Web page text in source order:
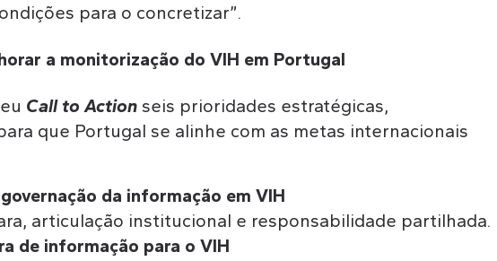
para o concretizar”.
a monitorização do VIH em Portugal
Call to Action seis prioridades estratégicas,
que Portugal se alinhe com as metas internacionais
da informação em VIH
articulação institucional e responsabilidade partilhada.
de informação para o VIH